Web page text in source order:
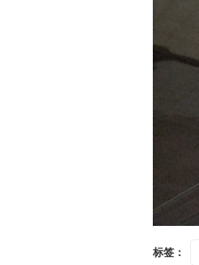
标签：